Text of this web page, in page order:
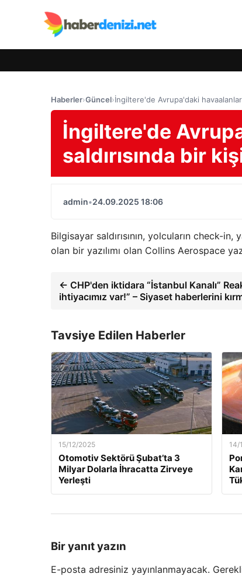
Haberler›Güncel›İngiltere'de Avrupa'daki
İngiltere'de
saldırısında bir
admin•24.09.2025 18:06
Bilgisayar saldırısının, yolcuların check-
olan bir yazılımı olan Collins Aerospace
← CHP'den iktidara “İstanbul Kanalı”
ihtiyacımız var!” – Siyaset haberlerini
Tavsiye Edilen Haberler
15/12/2025
Otomotiv Sektörü Şubat’ta 3
Milyar Dolarla İhracatta Zirveye
Yerleşti
14/
Bir yanıt yazın
E-posta adresiniz yayınlanmayacak.